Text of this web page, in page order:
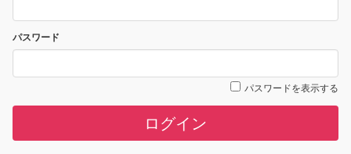
パスワード
パスワードを表示する
ログイン